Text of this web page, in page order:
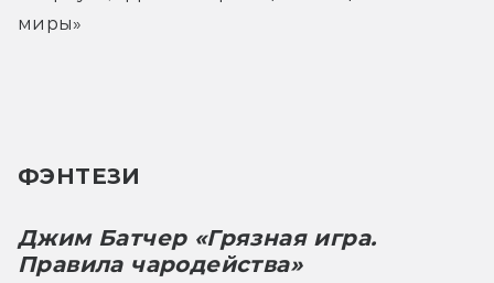
миры»
ФЭНТЕЗИ
Джим Батчер «Грязная игра.
Правила чародейства»